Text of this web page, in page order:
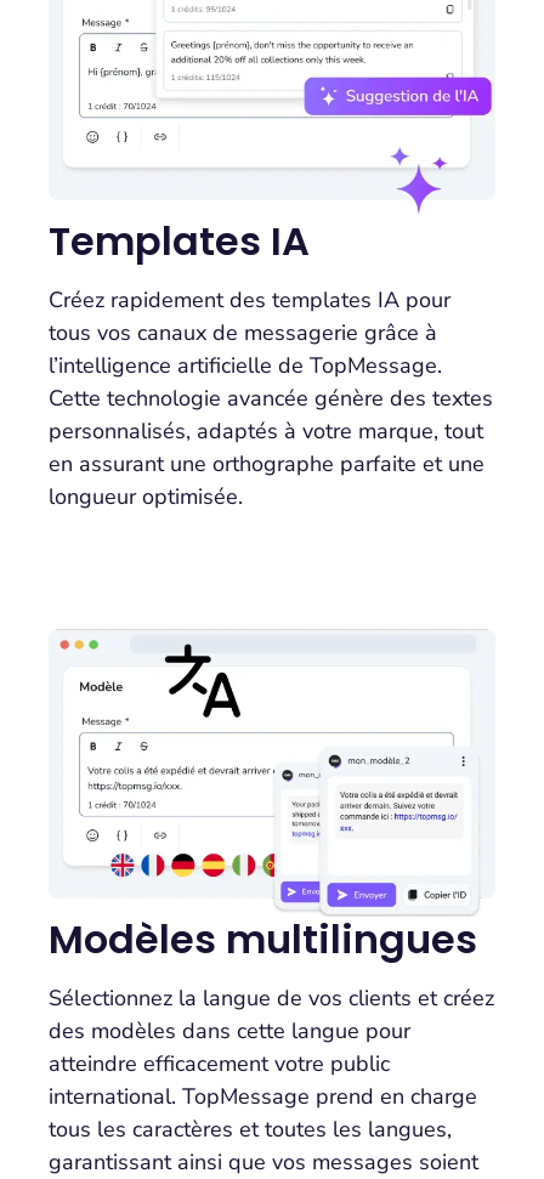
Templates IA
Créez rapidement des templates IA pour
tous vos canaux de messagerie grâce à
l’intelligence artificielle de TopMessage.
Cette technologie avancée génère des textes
personnalisés, adaptés à votre marque, tout
en assurant une orthographe parfaite et une
longueur optimisée.
Modèles multilingues
Sélectionnez la langue de vos clients et créez
des modèles dans cette langue pour
atteindre efficacement votre public
international. TopMessage prend en charge
tous les caractères et toutes les langues,
garantissant ainsi que vos messages soient